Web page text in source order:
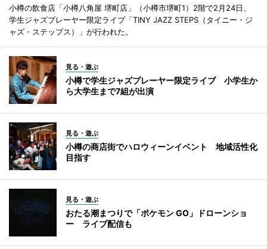
小樽の飲食店「小樽八角屋 堺町店」（小樽市堺町1）2階で2月24日、
学生ジャズプレーヤー限定ライブ「TINY JAZZ STEPS（タイニー・ジ
ャズ・ステップス）」が行われた。
見る・遊ぶ
小樽で学生ジャズプレーヤー限定ライブ 小学生か
ら大学生まで7組が出演
見る・遊ぶ
小樽の商店街でハロウィーンイベント 地域活性化
目指す
見る・遊ぶ
おたる潮まつりで「ポケモン GO」ドローンショ
ー ライブ配信も